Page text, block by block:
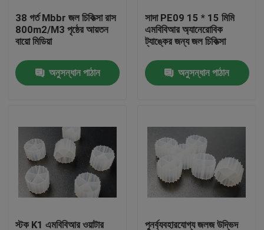
মান নিয়ন্ত্রণ
আমাদের সাথে যোগাযোগ করুন
উদ্ধৃতির জন্য আবেদন
এমবিবিআর ফিল্টার মিডিয়া
এমবিবিআর বায়ো মিডিয়া
38 গর্ত Mbbr জল চিকিত্সা রাস
800m2/M3 পৃষ্ঠের আয়তন
বায়ো মিডিয়া
অনুসন্ধান পাঠান
সাদা PE09 15 * 15 মিমি
এমবিবিআর অ্যানেরোবিক
ট্যাঙ্কের জন্য জল চিকিত্সা
অনুসন্ধান পাঠান
স্টক K1 এমবিবিআর ওয়াটার পুনর্ব্যবহারযোগ্য জলজ উদ্ভিদ